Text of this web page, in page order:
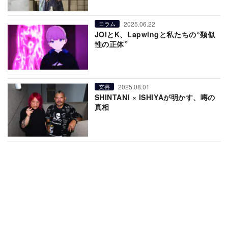
コラム 2025.06.22
JOIとK、Lapwingと私たちの“類似
性の正体”
文芸 2025.08.01
SHINTANI × ISHIYAが明かす、噂の
真相